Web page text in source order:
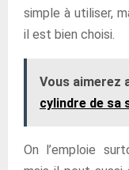
simple à utiliser,
il est bien choisi.
Vous aimerez
cylindre de sa
On l’emploie